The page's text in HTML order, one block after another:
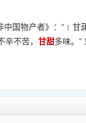
国物产者》：“﹝甘
不苦， 甘甜多味。”